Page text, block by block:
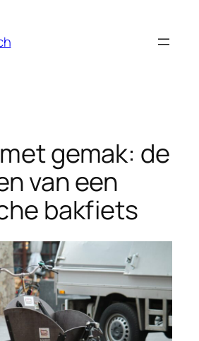
gemak: de
van een
bakfiets